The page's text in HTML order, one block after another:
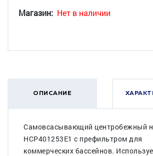
Магазин: Нет в наличии
ОПИСАНИЕ
Самовсасывающий центробежный
HCP401253E1 c префильтром для
коммерческих бассейнов.